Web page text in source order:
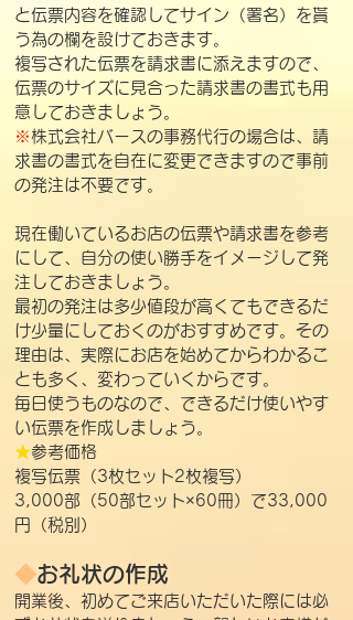
と伝票内容を確認してサイン（署名）を貰
う為の欄を設けておきます。
複写された伝票を請求書に添えますので、
伝票のサイズに見合った請求書の書式も用
意しておきましょう。
※株式会社バースの事務代行の場合は、請
求書の書式を自在に変更できますので事前
の発注は不要です。
現在働いているお店の伝票や請求書を参考
にして、自分の使い勝手をイメージして発
注しておきましょう。
最初の発注は多少値段が高くてもできるだ
け少量にしておくのがおすすめです。その
理由は、実際にお店を始めてからわかるこ
とも多く、変わっていくからです。
毎日使うものなので、できるだけ使いやす
い伝票を作成しましょう。
★参考価格
複写伝票（3枚セット2枚複写）
3,000部（50部セット×60冊）で33,000
円（税別）
◆お礼状の作成
開業後、初めてご来店いただいた際には必